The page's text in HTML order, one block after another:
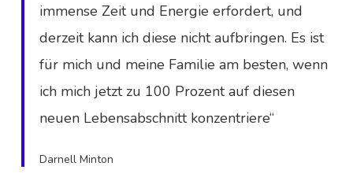
immense Zeit und Energie erfordert, und
derzeit kann ich diese nicht aufbringen. Es ist
für mich und meine Familie am besten, wenn
ich mich jetzt zu 100 Prozent auf diesen
neuen Lebensabschnitt konzentriere“
Darnell Minton